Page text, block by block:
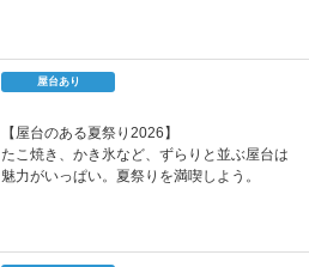
屋台あり
【屋台のある夏祭り2026】
たこ焼き、かき氷など、ずらりと並ぶ屋台は
魅力がいっぱい。夏祭りを満喫しよう。